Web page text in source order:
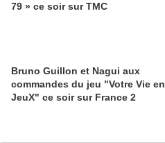
79 » ce soir sur TMC
Bruno Guillon et Nagui aux
commandes du jeu "Votre Vie en
JeuX" ce soir sur France 2